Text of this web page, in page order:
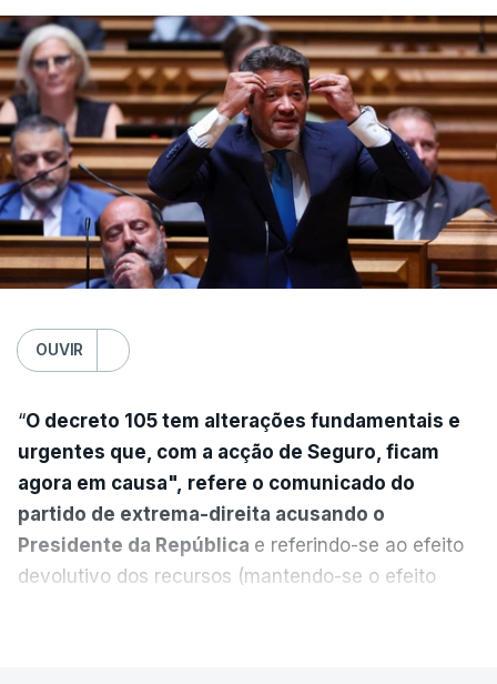
OUVIR
“O decreto 105 tem alterações fundamentais e
urgentes que, com a acção de Seguro, ficam
agora em causa", refere o comunicado do
partido de extrema-direita acusando o
Presidente da República e referindo-se ao efeito
devolutivo dos recursos (mantendo-se o efeito